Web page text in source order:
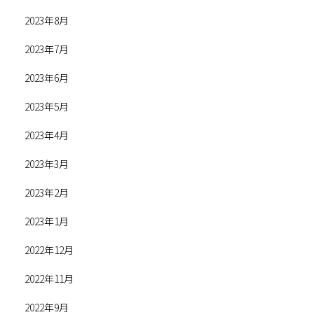
2023年8月
2023年7月
2023年6月
2023年5月
2023年4月
2023年3月
2023年2月
2023年1月
2022年12月
2022年11月
2022年9月